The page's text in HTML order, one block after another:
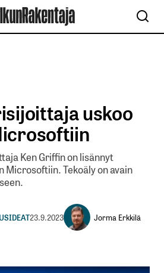
uskoo
Ken Griffin on lisännyt
Microsoftiin. Tekoäly on avain
23.9.2023
Jorma Erkkilä